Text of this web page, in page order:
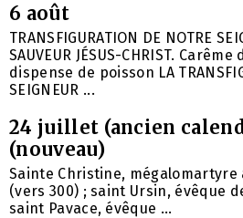
6 août
TRANSFIGURATION DE NOTRE
SAUVEUR JÉSUS-CHRIST.
dispense de poisson LA
SEIGNEUR ...
24 juillet (ancien
(nouveau)
Sainte Christine, mégalomartyre
(vers 300) ; saint Ursin, évêque
saint Pavace, évêque ...